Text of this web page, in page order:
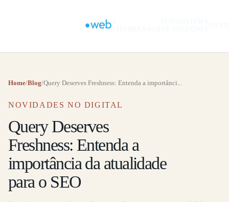
Home/Blog/Query Deserves Freshness: Entenda a importânci...
NOVIDADES NO DIGITAL
Query Deserves
Freshness: Entenda a
importância da atualidade
para o SEO